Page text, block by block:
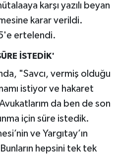
karşı yazılı beyan
karar verildi.
ertelendi.
İSTEDİK'
"Savcı, vermiş olduğu
istiyor ve hakaret
da ben de son
için süre istedik.
ve Yargıtay’ın
hepsini tek tek